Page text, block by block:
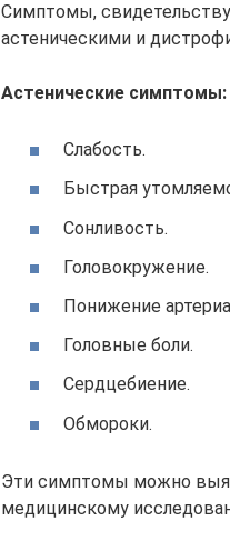
Симптомы,
астеническими и
Астенические симптомы:
Слабость.
Быстрая
Сонливость.
Головокружение.
Понижение
Головные боли.
Сердцебиение.
Обмороки.
Эти симптомы можно
медицинскому